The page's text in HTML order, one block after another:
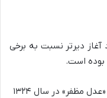
دیرتر نسبت به برخی
بوده است.
اولین روزنامه در همدان، «عدل مظفر» در سال ۱۳۲۴